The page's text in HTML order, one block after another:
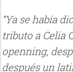
“Ya se había
tributo a Celia
openning,
después un